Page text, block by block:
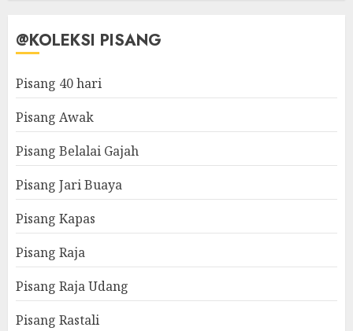
@KOLEKSI PISANG
Pisang 40 hari
Pisang Awak
Pisang Belalai Gajah
Pisang Jari Buaya
Pisang Kapas
Pisang Raja
Pisang Raja Udang
Pisang Rastali